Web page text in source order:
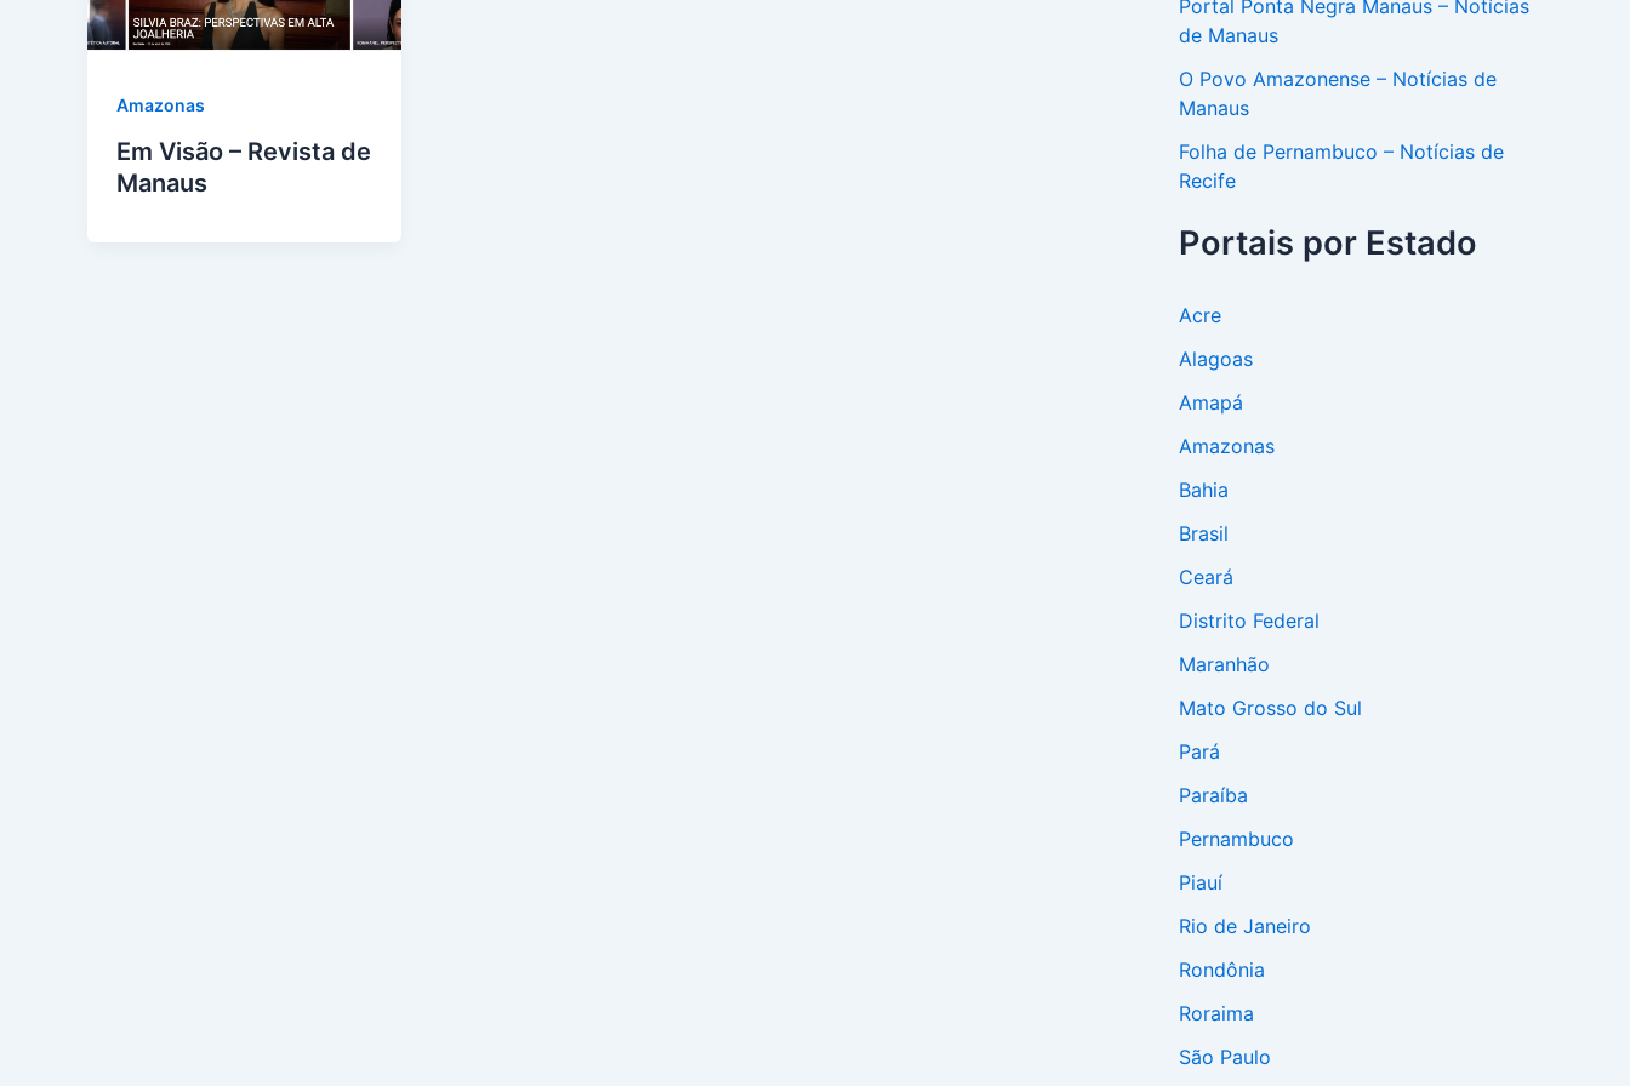
Amazonas
Em Visão – Revista de
Manaus
Portal Ponta Negra Manaus – Notícias
de Manaus
O Povo Amazonense – Notícias de
Manaus
Folha de Pernambuco – Notícias de
Recife
Portais por Estado
Acre
Alagoas
Amapá
Amazonas
Bahia
Brasil
Ceará
Distrito Federal
Maranhão
Mato Grosso do Sul
Pará
Paraíba
Pernambuco
Piauí
Rio de Janeiro
Rondônia
Roraima
São Paulo